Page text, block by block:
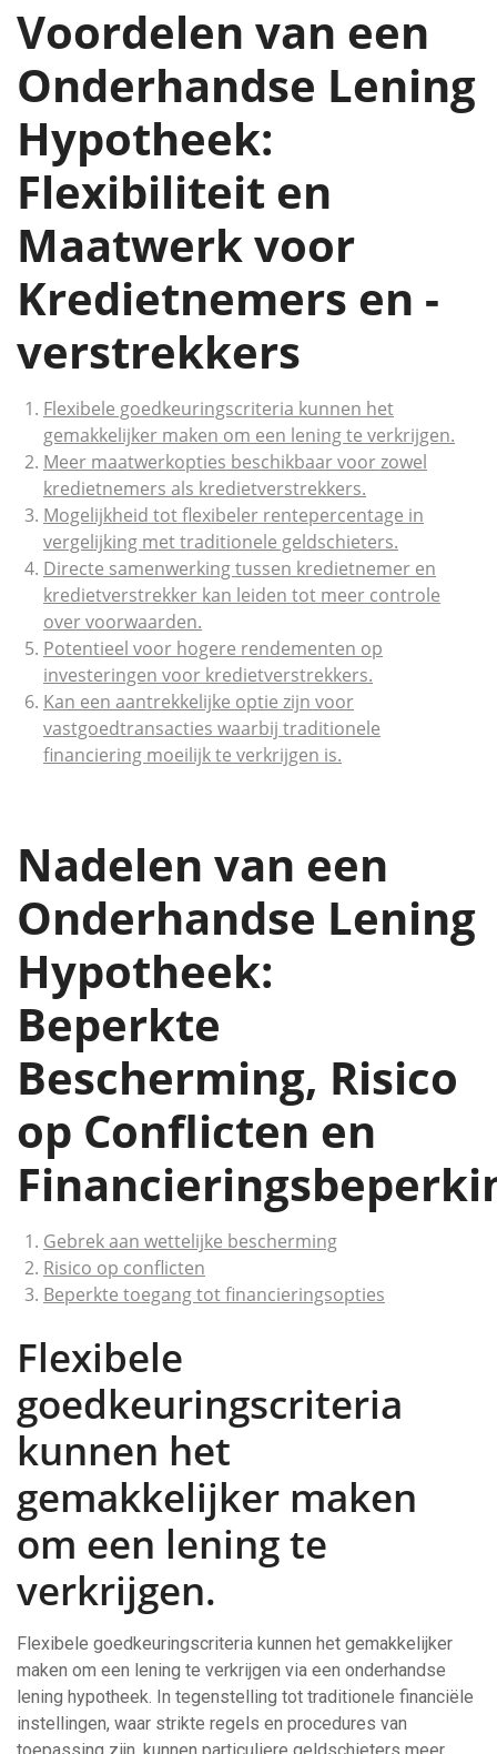
Voordelen van een
Onderhandse Lening
Hypotheek:
Flexibiliteit en
Maatwerk voor
Kredietnemers en -
verstrekkers
Flexibele goedkeuringscriteria kunnen het
gemakkelijker maken om een lening te verkrijgen.
Meer maatwerkopties beschikbaar voor zowel
kredietnemers als kredietverstrekkers.
Mogelijkheid tot flexibeler rentepercentage in
vergelijking met traditionele geldschieters.
Directe samenwerking tussen kredietnemer en
kredietverstrekker kan leiden tot meer controle
over voorwaarden.
Potentieel voor hogere rendementen op
investeringen voor kredietverstrekkers.
Kan een aantrekkelijke optie zijn voor
vastgoedtransacties waarbij traditionele
financiering moeilijk te verkrijgen is.
Nadelen van een
Onderhandse Lening
Hypotheek:
Beperkte
Bescherming, Risico
op Conflicten en
Gebrek aan wettelijke bescherming
Risico op conflicten
Beperkte toegang tot financieringsopties
Flexibele
goedkeuringscriteria
kunnen het
gemakkelijker maken
om een lening te
verkrijgen.
Flexibele goedkeuringscriteria kunnen het gemakkelijker
maken om een lening te verkrijgen via een onderhandse
lening hypotheek. In tegenstelling tot traditionele financiële
instellingen, waar strikte regels en procedures van